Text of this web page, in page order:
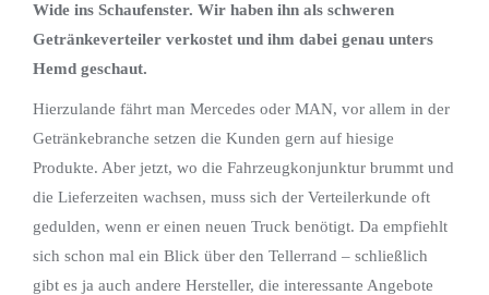
Wide ins Schaufenster. Wir haben ihn als schweren
Getränkeverteiler verkostet und ihm dabei genau unters
Hemd geschaut.
Hierzulande fährt man Mercedes oder MAN, vor allem in der
Getränkebranche setzen die Kunden gern auf hiesige
Produkte. Aber jetzt, wo die Fahrzeugkonjunktur brummt und
die Lieferzeiten wachsen, muss sich der Verteilerkunde oft
gedulden, wenn er einen neuen Truck benötigt. Da empfiehlt
sich schon mal ein Blick über den Tellerrand – schließlich
gibt es ja auch andere Hersteller, die interessante Angebote